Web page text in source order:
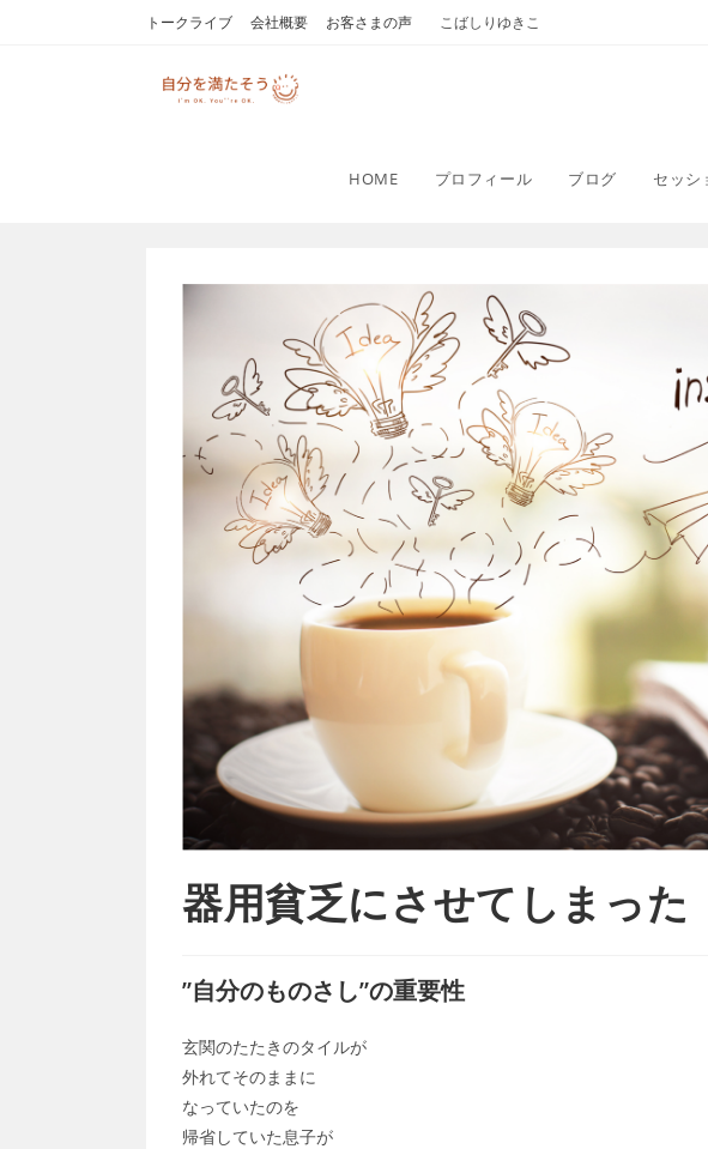
トークライブ 会社概要 お客さまの声 こばしりゆきこ
HOME プロフィール ブログ セッシ
器用貧乏にさせてしまっ
”自分のものさし”の重要性
玄関のたたきのタイルが
外れてそのままに
なっていたのを
帰省していた息子が